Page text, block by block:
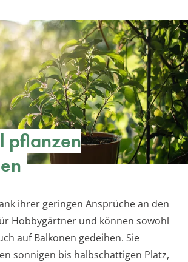
pflanzen
ihrer geringen Ansprüche an den
Hobbygärtner und können sowohl
auf Balkonen gedeihen. Sie
sonnigen bis halbschattigen Platz,